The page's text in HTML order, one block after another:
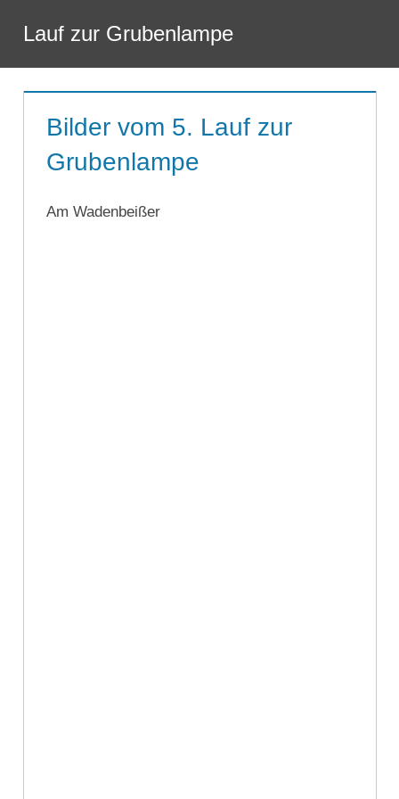
Inhalt
springen
Lauf zur Grubenlampe
Bilder vom 5. Lauf zur
Grubenlampe
Am Wadenbeißer